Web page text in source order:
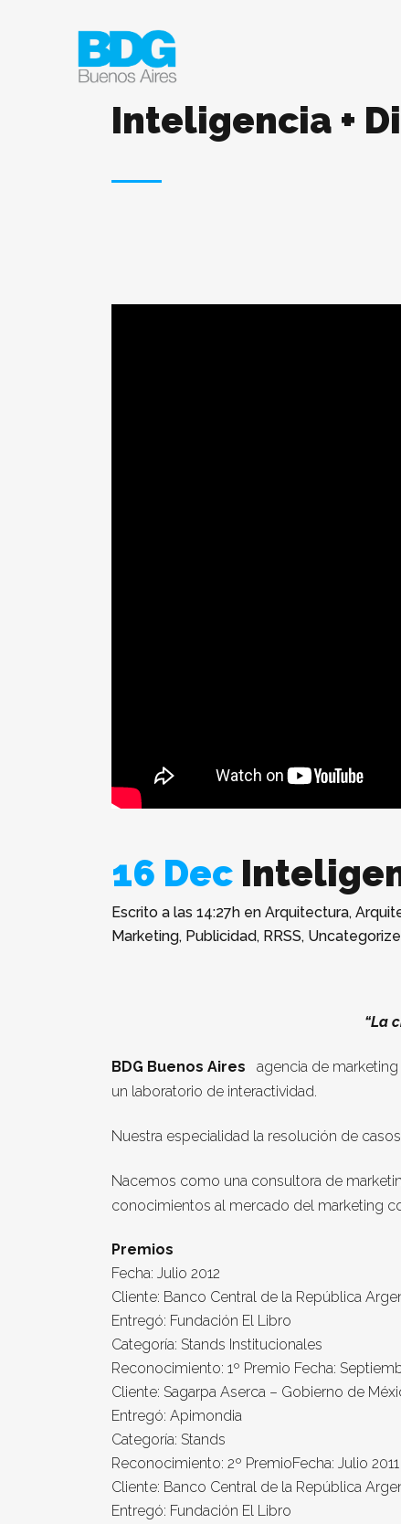
Inteligencia +
16 Dec
Escrito a las 14:27h en Arquitectura,
Marketing, Publicidad, RRSS,
“La
BDG Buenos Aires agencia de
un laboratorio de interactividad.
Nuestra especialidad la resolución de
Nacemos como una consultora de
conocimientos al mercado del marketing
Premios
Fecha: Julio 2012
Cliente: Banco Central de la República
Entregó: Fundación El Libro
Categoría: Stands Institucionales
Reconocimiento: 1º Premio Fecha:
Cliente: Sagarpa Aserca – Gobierno de
Entregó: Apimondia
Categoría: Stands
Reconocimiento: 2º PremioFecha: Julio 2011
Cliente: Banco Central de la República
Entregó: Fundación El Libro